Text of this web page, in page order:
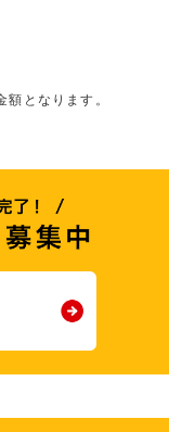
となります。